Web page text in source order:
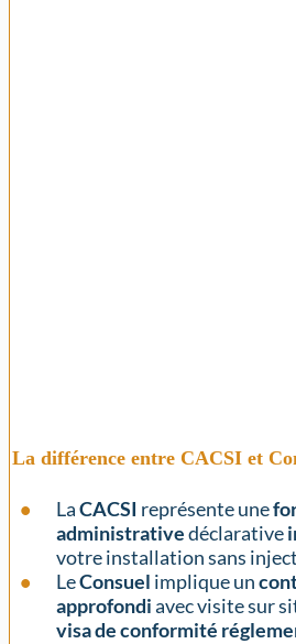
La différence entre CACSI et
LaCACSI représente une
administrativedéclarative
votre installation sans
LeConsuel implique un
approfondiavec visite sur
visa de conformité